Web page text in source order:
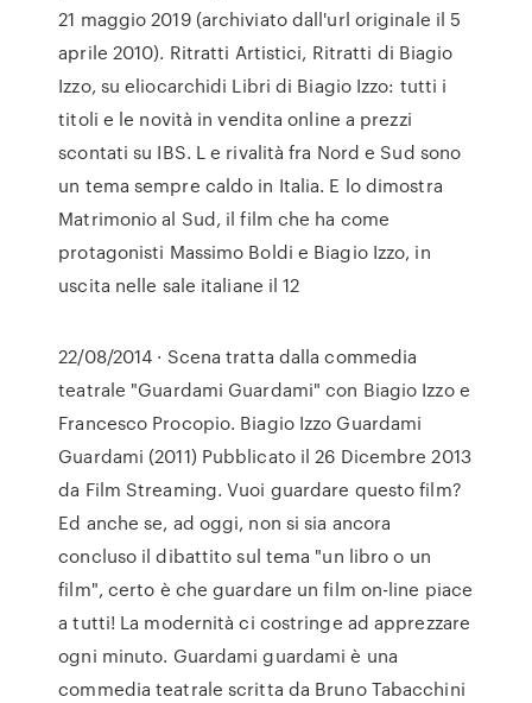
21 maggio 2019 (archiviato dall'url originale il 5
aprile 2010). Ritratti Artistici, Ritratti di Biagio
Izzo, su eliocarchidi Libri di Biagio Izzo: tutti i
titoli e le novità in vendita online a prezzi
scontati su IBS. L e rivalità fra Nord e Sud sono
un tema sempre caldo in Italia. E lo dimostra
Matrimonio al Sud, il film che ha come
protagonisti Massimo Boldi e Biagio Izzo, in
uscita nelle sale italiane il 12
22/08/2014 · Scena tratta dalla commedia
teatrale "Guardami Guardami" con Biagio Izzo e
Francesco Procopio. Biagio Izzo Guardami
Guardami (2011) Pubblicato il 26 Dicembre 2013
da Film Streaming. Vuoi guardare questo film?
Ed anche se, ad oggi, non si sia ancora
concluso il dibattito sul tema "un libro o un
film", certo è che guardare un film on-line piace
a tutti! La modernità ci costringe ad apprezzare
ogni minuto. Guardami guardami è una
commedia teatrale scritta da Bruno Tabacchini